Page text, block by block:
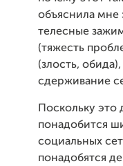
объяснила мне
телесные
(тяжесть
(злость,
сдерживание
Поскольку
понадобится
социальных
понадобятся